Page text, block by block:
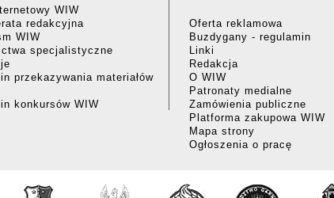
WIW
redakcyjna
WIW
specjalistyczne
przekazywania materiałów
konkursów WIW
Oferta reklamowa
Buzdygany - regulamin
Linki
Redakcja
O WIW
Patronaty medialne
Zamówienia publiczne
Platforma zakupowa WIW
Mapa strony
Ogłoszenia o pracę